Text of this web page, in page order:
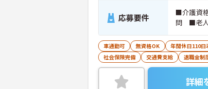
応募要件
■介護資
問 ■老人
車通勤可 無資格OK 年間休日110日
社会保険完備
交通費支給 退職金制
詳細